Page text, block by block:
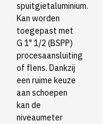
spuitgietaluminium.
Kan worden
toegepast met
G 1" 1/2 (BSPP)
procesaansluiting
of flens. Dankzij
een ruime keuze
aan schoepen
kan de
niveaumeter